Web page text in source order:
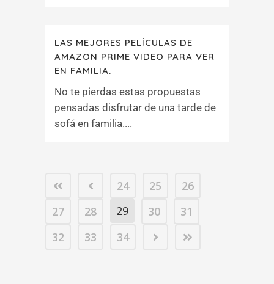
LAS MEJORES PELÍCULAS DE
AMAZON PRIME VIDEO PARA VER
EN FAMILIA.
No te pierdas estas propuestas
pensadas disfrutar de una tarde de
sofá en familia....
24 25
26
27
28 29 30
31
32
33 34